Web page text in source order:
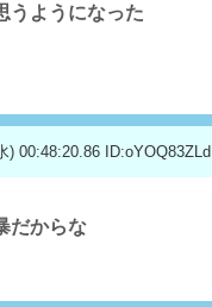
うようになった
) 00:48:20.86 ID:oYOQ83ZLd
だからな